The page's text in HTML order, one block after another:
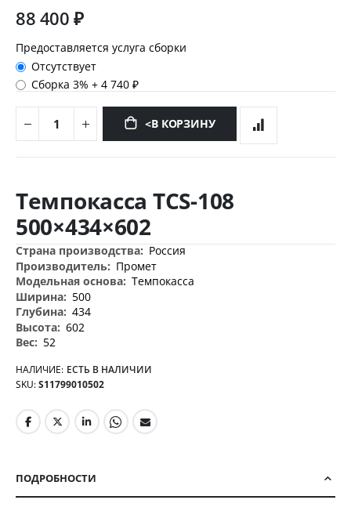
88 400 ₽
Предоставляется услуга сборки
Отсутствует
Сборка 3%+4 740 ₽
<В КОРЗИНУ
к
началу
изображений
Темпокасса TCS-108
500×434×602
Дополнительная
информация
Россия
Промет
Темпокасса
500
434
602
52
НАЛИЧИЕ: ЕСТЬ В НАЛИЧИИ
SKU S11799010502
ПОДРОБНОСТИ